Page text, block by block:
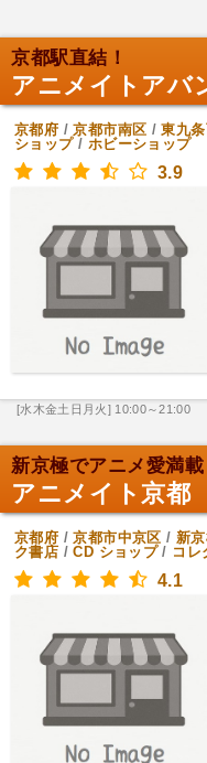
京都駅直結！
アニメイトアバ
京都府 /京都市南区 /東九
ショップ/ ホビーショップ
3.9
[水木金土日月火] 10:00～21:00
新京極でアニメ愛満載
アニメイト京都
京都府 /京都市中京区 / 新
ク書店 /CD ショップ/ コレ
4.1